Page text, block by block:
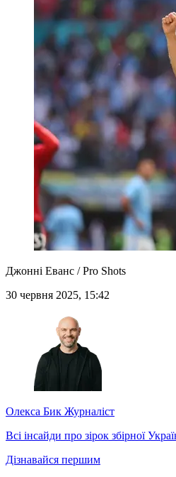
Джонні Еванс / Pro Shots
30 червня 2025, 15:42
Олекса Бик Журналіст
Всі інсайди про зірок збірної
Дізнавайся першим